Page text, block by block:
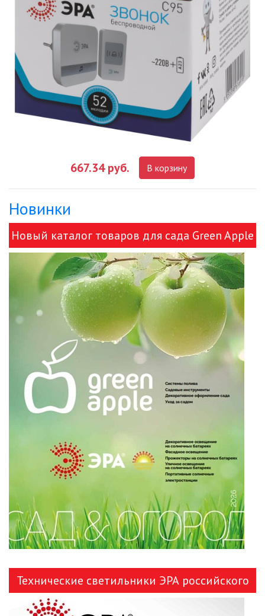
667.34 руб. В корзину
Новинки
Новый каталог товаров для сада Green Apple
и ЭРА!
Технические светильники ЭРА российского